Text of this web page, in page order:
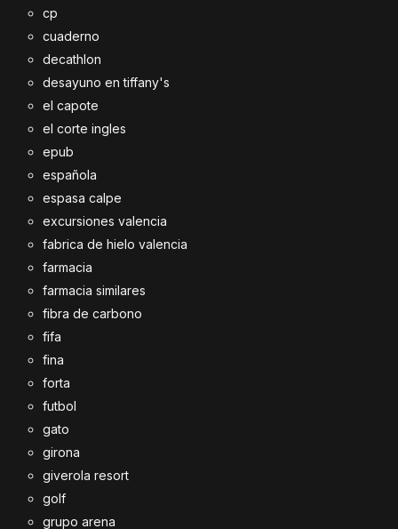
cp
cuaderno
decathlon
desayuno en tiffany's
el capote
el corte ingles
epub
española
espasa calpe
excursiones valencia
fabrica de hielo valencia
farmacia
farmacia similares
fibra de carbono
fifa
fina
forta
futbol
gato
girona
giverola resort
golf
grupo arena